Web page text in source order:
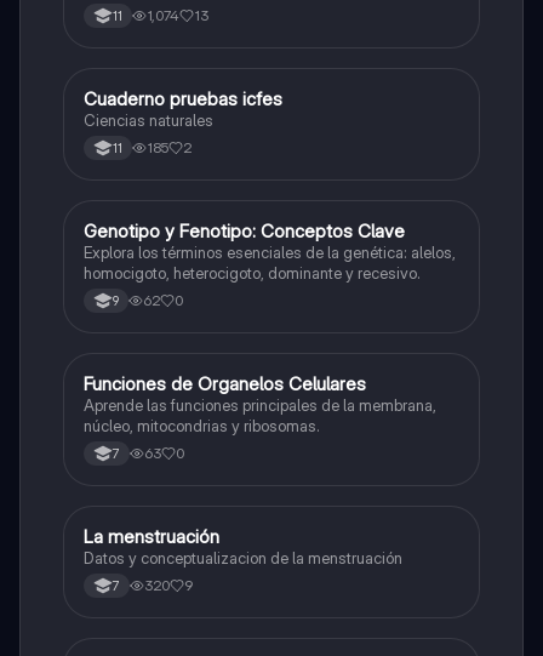
11 1,074 13
Biologia
Cuaderno pruebas icfes
Ciencias naturales
11 185 2
GBiologia
Genotipo y Fenotipo: Conceptos Clave
Explora los términos esenciales de la genética: alelos,
homocigoto, heterocigoto, dominante y recesivo.
9 62 0
FBiologia
Funciones de Organelos Celulares
Aprende las funciones principales de la membrana,
núcleo, mitocondrias y ribosomas.
7 63 0
Biologia
La menstruación
Datos y conceptualizacion de la menstruación
7 320 9